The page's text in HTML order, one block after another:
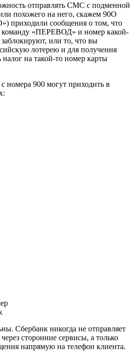
отправлять СМС с подменной
похожего на него, скажем 90O
приходили сообщения о том, что
команду «ПЕРЕВОД» и номер какой-
или то, что вы
лотерею и для получения
на такой-то номер карты
номера 900 могут приходить в
Сбербанк никогда не отправляет
сторонние сервисы, а только
напрямую на телефон клиента.